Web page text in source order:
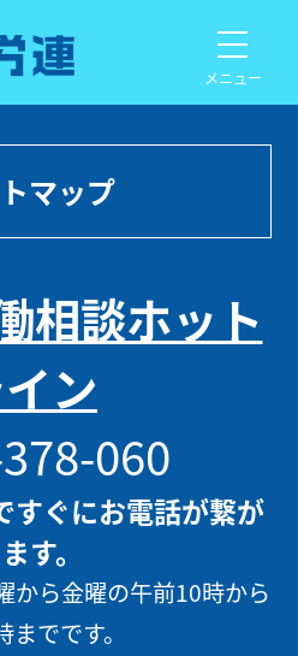
メニュー
マップ
相談ホット
ン
060
すぐにお電話が繋が
す。
から金曜の午前10時から
までです。